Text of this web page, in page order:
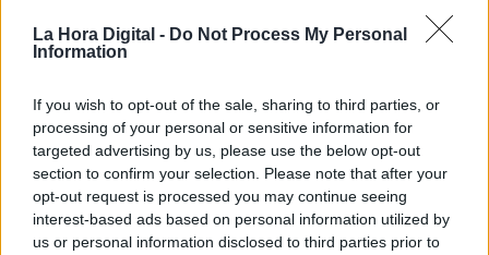
La Hora Digital - Do Not Process My Personal
Information
If you wish to opt-out of the sale, sharing to third parties, or
processing of your personal or sensitive information for
targeted advertising by us, please use the below opt-out
section to confirm your selection. Please note that after your
opt-out request is processed you may continue seeing
interest-based ads based on personal information utilized by
us or personal information disclosed to third parties prior to
LGTBIfobia y presentará mociones
autonómicos
OPINIONES DIVERSAS